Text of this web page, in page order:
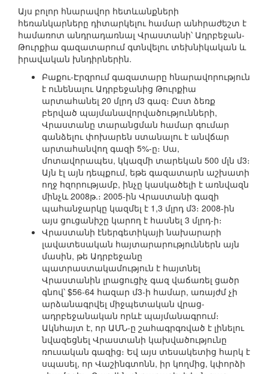
Այս բոլոր հնարավոր հետևանքների
հեռանկարները դիտարկելու համար անհրաժեշտ է
համառոտ անդրադառնալ Վրաստանի՝ Ադրբեջան-
Թուրքիա գազատարում գտնվելու տեխնիկական և
իրավական խնդիրներին.
Բաքու-Էրզրում գազատարը հնարավորություն
է ունենալու Ադրբեջանից Թուրքիա
արտահանել 20 մլրդ մ3 գազ։ Ըստ ձեռք
բերված պայմանավորվածությունների,
Վրաստանը տարանցման համար գումար
գանձելու փոխարեն ստանալու է անվճար
արտահանվող գազի 5%-ը։ Սա,
մոտավորապես, կկազմի տարեկան 500 մլն մ3։
Այն էլ այն դեպքում, եթե գազատարն աշխատի
ողջ հզորությամբ, ինչը կասկածելի է առնվազն
մինչև 2008թ.։ 2005-ին Վրաստանի գազի
պահանջարկը կազմել է 1,3 մլրդ մ3։ 2008-ին
այս ցուցանիշը կարող է հասնել 3 մլրդ-ի։
Վրաստանի էներգետիկայի նախարարի
լավատեսական հայտարարություններն այն
մասին, թե Ադրբեջանը
պատրաստակամություն է հայտնել
Վրաստանին լրացուցիչ գազ վաճառել ցածր
գնով՝ $56-64 հազար մ3-ի համար, առայժմ չի
արձանագրվել միջպետական վրաց-
ադրբեջանական որևէ պայմանագրում։
Ակնհայտ է, որ ԱՄՆ-ը շահագրգռված է լինելու
նվազեցնել Վրաստանի կախվածությունը
ռուսական գազից։ Եվ այս տեսակետից հարկ է
սպասել, որ Վաշինգտոնն, իր կողմից, կփորձի